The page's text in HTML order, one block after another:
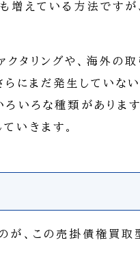
増えている方法です
タリングや、海外の
らにまだ発生していな
ろいろな種類がありま
いきます。
が、この売掛債権買取